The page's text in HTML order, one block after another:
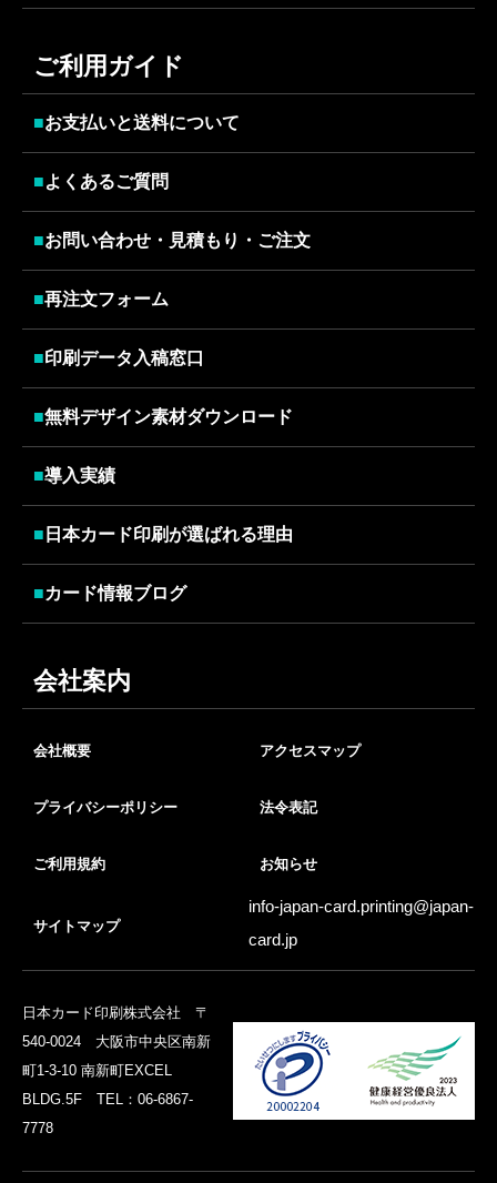
ご利用ガイド
■お支払いと送料について
■よくあるご質問
■お問い合わせ・見積もり・ご注文
■再注文フォーム
■印刷データ入稿窓口
■無料デザイン素材ダウンロード
■導入実績
■ 日本カード印刷が選ばれる理由
■カード情報ブログ
会社案内
会社概要 アクセスマップ
プライバシーポリシー 法令表記
ご利用規約 お知らせ
サイトマップ
info-japan-card.printing@japan-
card.jp
日本カード印刷株式会社 〒
540-0024 大阪市中央区南新
町1-3-10 南新町EXCEL
BLDG.5F TEL：06-6867-
7778